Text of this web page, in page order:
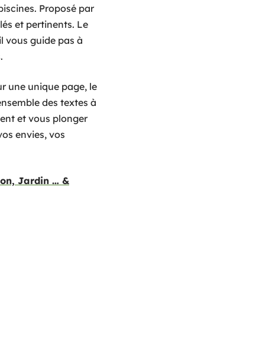
Proposé par
et pertinents. Le
vous guide pas à
une unique page, le
des textes à
et vous plonger
envies, vos
Jardin … &